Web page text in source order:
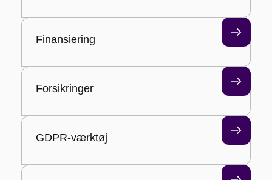
Finansiering
Forsikringer
GDPR-værktøj